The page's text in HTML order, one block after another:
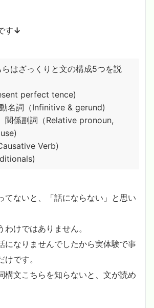
す↓
はざっくりと文の構成5つを説
perfect tence)
名詞（Infinitive & gerund)
関係副詞（Relative pronoun,
Verb)
てないと、「話にならない」と思い
わけではありません。
になりませんでしたから実体験で事
です。
構文こちらを知らないと、文が読め